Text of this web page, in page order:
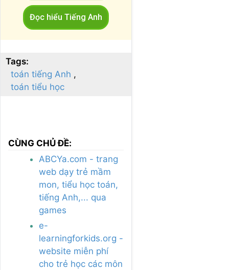
Đọc hiểu Tiếng Anh
Tags:
toán tiếng Anh
toán tiểu học
CÙNG CHỦ ĐỀ:
ABCYa.com - trang
web dạy trẻ mầm
mon, tiểu học toán,
tiếng Anh,... qua
games
e-
learningforkids.org -
website miễn phí
cho trẻ học các môn